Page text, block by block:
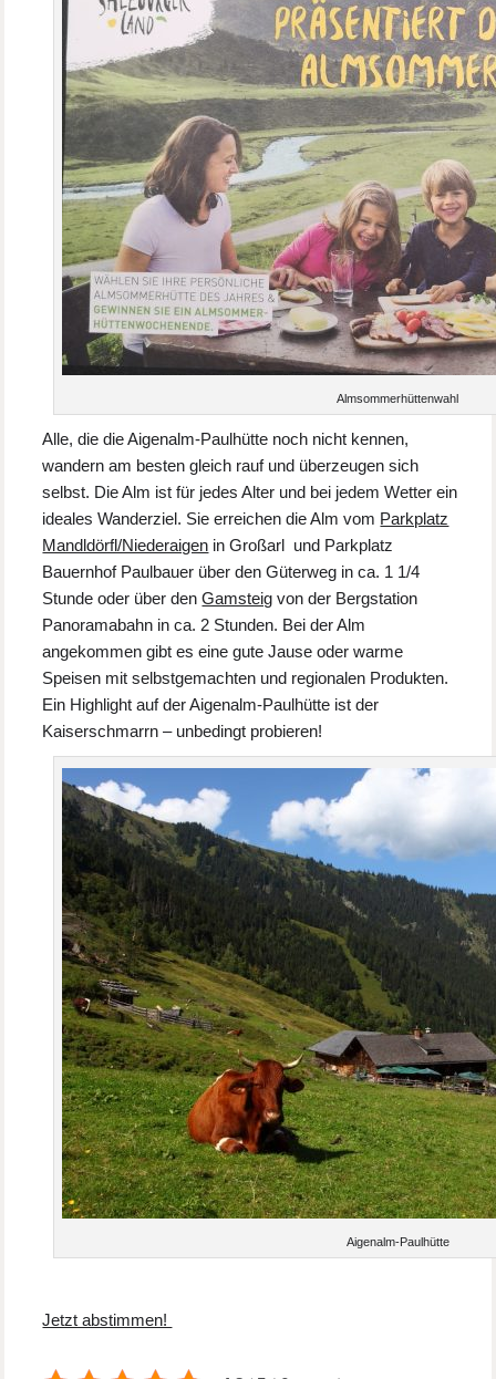
Almsommerhüttenwahl
Alle, die die Aigenalm-Paulhütte noch nicht kennen,
wandern am besten gleich rauf und überzeugen sich
selbst. Die Alm ist für jedes Alter und bei jedem Wetter ein
ideales Wanderziel. Sie erreichen die Alm vom Parkplatz
Mandldörfl/Niederaigen in Großarl und Parkplatz
Bauernhof Paulbauer über den Güterweg in ca. 1 1/4
Stunde oder über denGamsteig von der Bergstation
Panoramabahn in ca. 2 Stunden. Bei der Alm
angekommen gibt es eine gute Jause oder warme
Speisen mit selbstgemachten und regionalen Produkten.
Ein Highlight auf der Aigenalm-Paulhütte ist der
Kaiserschmarrn – unbedingt probieren!
Aigenalm-Paulhütte
Jetzt abstimmen!